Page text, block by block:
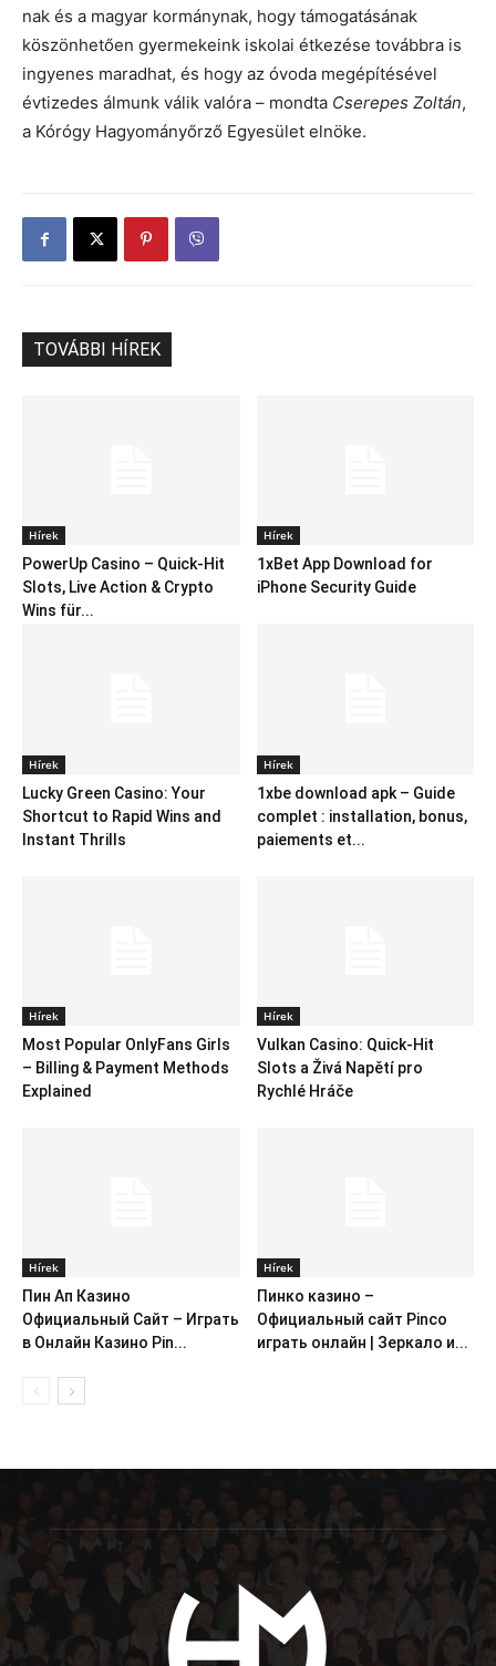
nak és a magyar kormánynak, hogy támogatásának
köszönhetően gyermekeink iskolai étkezése továbbra is
ingyenes maradhat, és hogy az óvoda megépítésével
évtizedes álmunk válik valóra – mondta Cserepes Zoltán,
a Kórógy Hagyományőrző Egyesület elnöke.
TOVÁBBI HÍREK
Hírek
PowerUp Casino – Quick‑Hit
Slots, Live Action & Crypto
Wins für...
Hírek
1xBet App Download for
iPhone Security Guide
Hírek
Lucky Green Casino: Your
Shortcut to Rapid Wins and
Instant Thrills
Hírek
1xbe download apk – Guide
complet : installation, bonus,
paiements et...
Hírek
Most Popular OnlyFans Girls
– Billing & Payment Methods
Explained
Hírek
Vulkan Casino: Quick‑Hit
Slots a Živá Napětí pro
Rychlé Hráče
Hírek
Пин Ап Казино
Официальный Сайт – Играть
в Онлайн Казино Pin...
Hírek
Пинко казино –
Официальный сайт Pinco
играть онлайн | Зеркало и...